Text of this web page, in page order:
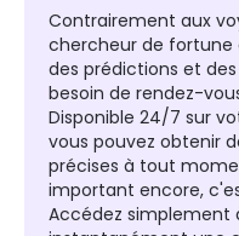
Contrairement aux
chercheur de fortune
des prédictions et
besoin de rendez-
Disponible 24/7 sur
vous pouvez obtenir
précises à tout
important encore,
Accédez simplement